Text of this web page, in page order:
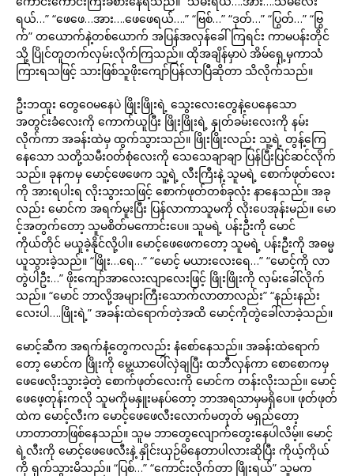
ရယ်…” “ဖေဖေ…အား….ဖေဖေရယ်….” “ဗြစ်…” “ဒုတ်…” “ပြွတ်…” “ဗြွ
က်” တယောက်နဲ့တစ်ယောက် အပြန်အလှန်ခေါ်ကြရင်း ကာမပန်းတိုင်
သို့ ပြိုင်တူတက်လှမ်းလိုက်ကြသည်။ ထိုအချိန်မှာပဲ အိမ်ရှေ့မှကာသံ
ကြားရသဖြင့် သားဖြစ်သူဖိုးကျော်ပြန်လာပြီဆိုတာ သိလိုက်သည်။
ဦးဘထူး တွေဝေမနေပဲ ဖြိုးဖြိုးရဲ့ သွေးလေးတွေနဲ့ပေနေသော
အတွင်းခံလေးကို ကောက်ယူပြီး ဖြိုးဖြိုးရဲ့ နှုတ်ခမ်းလေးကို နမ်း
လိုက်ကာ အခန်းထဲမှ ထွက်သွားသည်။ ဖြိုးဖြိုးလည်း သူ့ရဲ့ တွန့်ကြေ
နေသော သတို့သမီးဝတ်စုံလေးကို သေသေချာချာ ပြန်ပြီးပြင်ဆင်လိုက်
သည်။ ခုနကမှ မောင့်ဖေဖေက သူ့ရဲ့ လီးကြီးနဲ့ သူမရဲ့ စောက်ဖုတ်လေး
ကို အားရပါးရ လိုးသွားသဖြင့် စောက်ဖုတ်တစ်ခုလုံး နာနေသည်။ အခု
လည်း မောင်က အရက်မူးပြီး ပြန်လာကာသူမကို လိုးပေအုန်းမည်။ မော
င့်အတွက်တော့ သူမစိတ်မကောင်းပေ။ သူမရဲ့ ပန်းဦးကို မောင်
ကိုယ်တိုင် မယူခဲ့နိုင်လို့ပါ။ မောင့်ဖေဖေကတော့ သူမရဲ့ ပန်းဦးကို အဓမ္မ
ယူသွားခဲ့သည်။ “ဖြိုး…ရေ…” “မောင့် မယားလေးရေ…” “မောင့်ကို လာ
တွဲပါဦး…” ဖိုးကျော်အာလေးလျာလေးဖြင့် ဖြိုးဖြိုးကို လှမ်းခေါ်လိုက်
သည်။ “မောင် ဘာလို့အများကြီးသောက်လာတာလည်း” “နည်းနည်း
လေးပါ….ဖြိုးရဲ့” အခန်းထဲရောက်တဲ့အထိ မောင့်ကိုတွဲခေါ်လာခဲ့သည်။
မောင့်ဆီက အရက်နံ့တွေကလည်း နံစော်နေသည်။ အခန်းထဲရောက်
တော့ မောင်က ဖြိုးကို မွေ့ယာပေါ်လှဲချပြီး ထဘီလှန်ကာ စောစောကမှ
ဖေဖေလိုးသွားခဲ့တဲ့ စောက်ဖုတ်လေးကို မောင်က တန်းလိုးသည်။ မောင့်
ဖေဖေ့တုန်းကလို သူမကိုမနှူးမနပ်တော့ ဘာအရသာမှမရှိပေ။ ဖုတ်ဖုတ်
ထဲက မောင့်လီးက မောင့်ဖေဖေလီးလောက်မတုတ် မရှည်တော့
ဟာတာတာဖြစ်နေသည်။ သူမ ဘာတွေလျောက်တွေးနေပါလိမ့်။ မောင့်
ရဲ့လီးကို မောင့်ဖေဖေလီးနဲ့ နှိုင်းယှဉ်မိနေတာပါလားဆိုပြီး ကိုယ့်ကိုယ်
ကို ရှက်သွားမိသည်။ “ပြစ်…” “ကောင်းလိုက်တာ ဖြိုးရယ်” သူမက